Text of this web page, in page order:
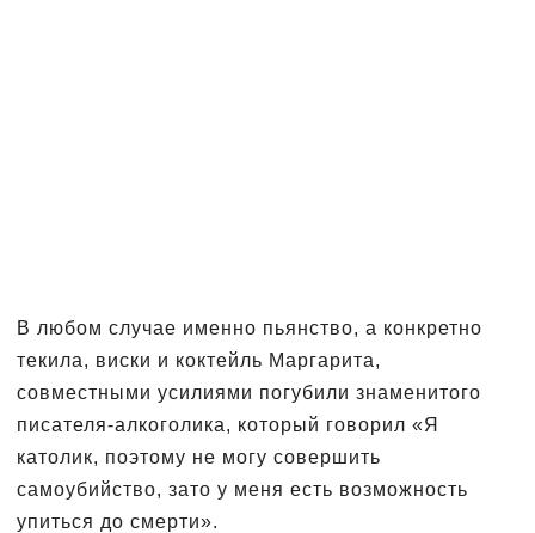
В любом случае именно пьянство, а конкретно
текила, виски и коктейль Маргарита,
совместными усилиями погубили знаменитого
писателя-алкоголика, который говорил «Я
католик, поэтому не могу совершить
самоубийство, зато у меня есть возможность
упиться до смерти».